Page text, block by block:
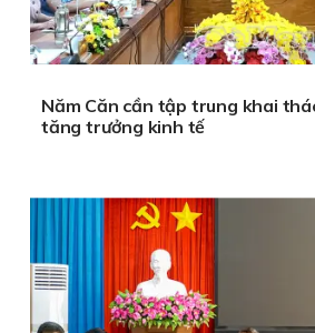
Năm Căn cần tập trung khai
tăng trưởng kinh tế